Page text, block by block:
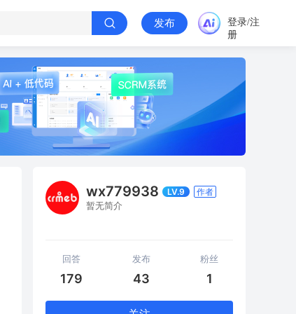
发布
登录/注
册
wx779938 LV.9 作者
暂无简介
回答
179
发布
43
粉丝
1